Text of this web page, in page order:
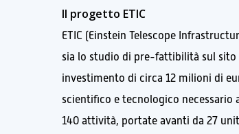
Il progetto ETIC
ETIC (Einstein Telescope
sia lo studio di pre-fattibilità sul sito
investimento di circa 12 milioni di
scientifico e tecnologico
140 attività, portate avanti da 27